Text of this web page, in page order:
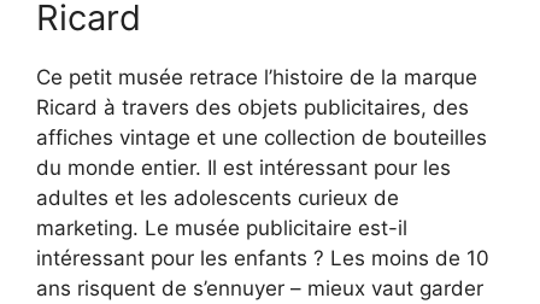
Ricard
Ce petit musée retrace l’histoire de la marque
Ricard à travers des objets publicitaires, des
affiches vintage et une collection de bouteilles
du monde entier. Il est intéressant pour les
adultes et les adolescents curieux de
marketing. Le musée publicitaire est-il
intéressant pour les enfants ? Les moins de 10
ans risquent de s’ennuyer – mieux vaut garder